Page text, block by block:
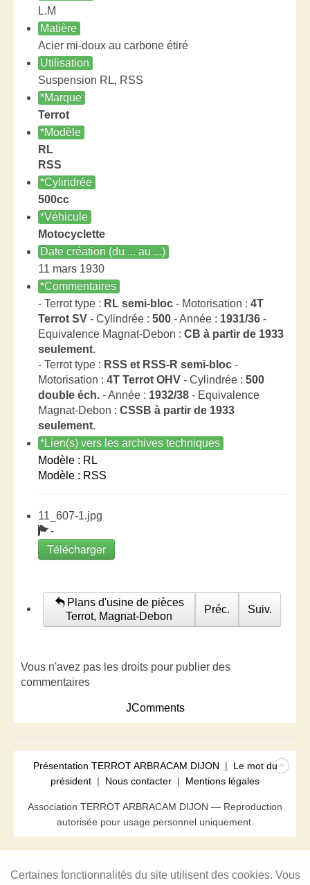
L.M
Matière
Acier mi-doux au carbone étiré
Utilisation
Suspension RL, RSS
*Marque
Terrot
*Modèle
RL
RSS
*Cylindrée
500cc
*Véhicule
Motocyclette
Date création (du ... au ...)
11 mars 1930
*Commentaires
- Terrot type : RL semi-bloc - Motorisation : 4T
Terrot SV - Cylindrée : 500 - Année : 1931/36 -
Equivalence Magnat-Debon : CB à partir de 1933
seulement.
- Terrot type : RSS et RSS-R semi-bloc -
Motorisation : 4T Terrot OHV - Cylindrée : 500
double éch. - Année : 1932/38 - Equivalence
Magnat-Debon : CSSB à partir de 1933
seulement.
*Lien(s) vers les archives techniques
Modèle : RL
Modèle : RSS
11_607-1.jpg
-
Télécharger
Plans d'usine de pièces
Terrot, Magnat-Debon
Préc. Suiv.
Vous n'avez pas les droits pour publier des
commentaires
JComments
Présentation TERROT ARBRACAM DIJON | Le mot du
président | Nous contacter | Mentions légales
Association TERROT ARBRACAM DIJON — Reproduction
autorisée pour usage personnel uniquement.
Certaines fonctionnalités du site utilisent des cookies. Vous